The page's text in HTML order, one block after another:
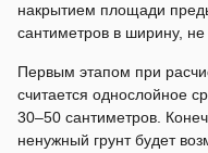
накрытием площади
сантиметров в ширину,
Первым этапом при
считается однослойное
30–50 сантиметров.
ненужный грунт будет